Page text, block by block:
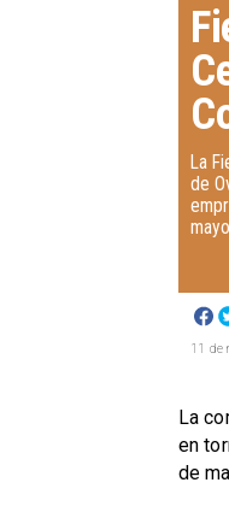
La
de
11 de
La
en
de